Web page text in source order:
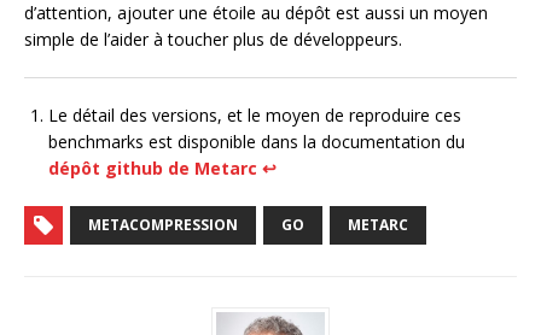
d’attention, ajouter une étoile au dépôt est aussi un moyen
simple de l’aider à toucher plus de développeurs.
Le détail des versions, et le moyen de reproduire ces
benchmarks est disponible dans la documentation du
dépôt github de Metarc ↩︎
METACOMPRESSION GO METARC